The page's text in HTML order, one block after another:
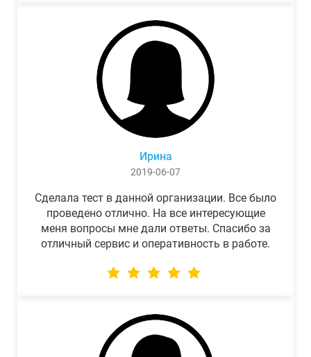
Ирина
2019-06-07
Сделала тест в данной организации. Все было
проведено отлично. На все интересующие
меня вопросы мне дали ответы. Спасибо за
отличный сервис и оперативность в работе.